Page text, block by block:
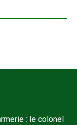
: le colonel